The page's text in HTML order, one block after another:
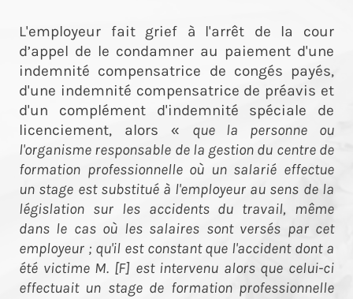
L'employeur fait grief à l'arrêt de la cour
d’appel de le condamner au paiement d'une
indemnité compensatrice de congés payés,
d'une indemnité compensatrice de préavis et
d'un complément d'indemnité spéciale de
licenciement, alors « que la personne ou
l'organisme responsable de la gestion du centre de
formation professionnelle où un salarié effectue
un stage est substitué à l'employeur au sens de la
législation sur les accidents du travail, même
dans le cas où les salaires sont versés par cet
employeur ; qu'il est constant que l'accident dont a
été victime M. [F] est intervenu alors que celui-ci
effectuait un stage de formation professionnelle